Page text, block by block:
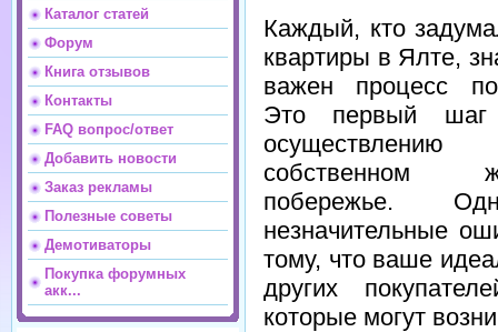
Каталог статей
Форум
Книга отзывов
Контакты
FAQ вопрос/ответ
Добавить новости
Заказ рекламы
Полезные советы
Демотиваторы
Покупка форумных
акк...
Каждый, кто
квартиры в Ялте,
важен процесс
Это первый
побережье.
незначительные
тому, что ваше
других
которые могут